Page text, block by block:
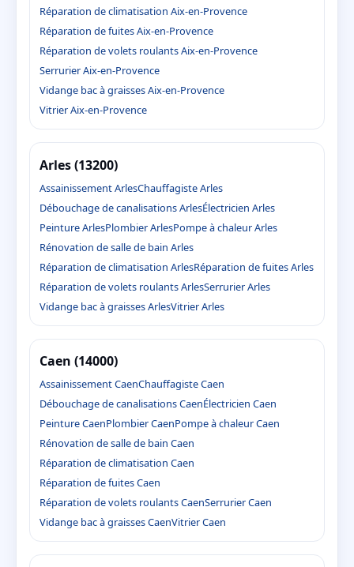
Réparation de climatisation Aix-en-Provence
Réparation de fuites Aix-en-Provence
Réparation de volets roulants Aix-en-Provence
Serrurier Aix-en-Provence
Vidange bac à graisses Aix-en-Provence
Vitrier Aix-en-Provence
Arles (13200)
Assainissement ArlesChauffagiste Arles
Débouchage de canalisations ArlesÉlectricien Arles
Peinture ArlesPlombier ArlesPompe à chaleur Arles
Rénovation de salle de bain Arles
Réparation de climatisation ArlesRéparation de fuites Arles
Réparation de volets roulants ArlesSerrurier Arles
Vidange bac à graisses ArlesVitrier Arles
Caen (14000)
Assainissement CaenChauffagiste Caen
Débouchage de canalisations CaenÉlectricien Caen
Peinture CaenPlombier CaenPompe à chaleur Caen
Rénovation de salle de bain Caen
Réparation de climatisation Caen
Réparation de fuites Caen
Réparation de volets roulants CaenSerrurier Caen
Vidange bac à graisses CaenVitrier Caen